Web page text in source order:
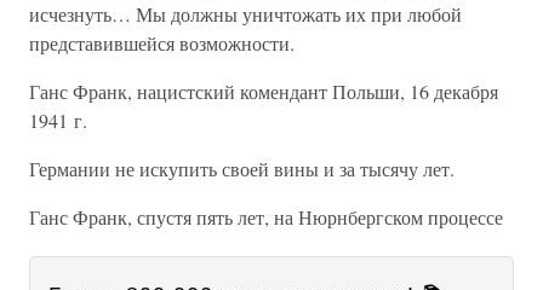
исчезнуть… Мы должны уничтожать их при любой
представившейся возможности.
Ганс Франк, нацистский комендант Польши, 16 декабря
1941 г.
Германии не искупить своей вины и за тысячу лет.
Ганс Франк, спустя пять лет, на Нюрнбергском процессе